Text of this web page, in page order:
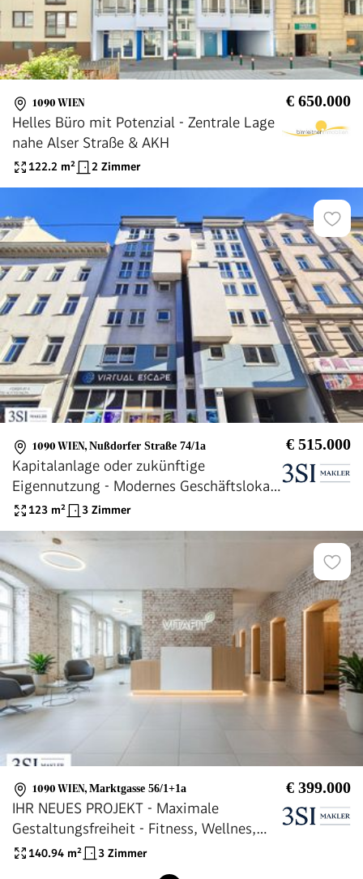
1090 WIEN € 650.000
Helles Büro mit Potenzial - Zentrale Lage
nahe Alser Straße & AKH
122.2 m² 2 Zimmer
1090 WIEN, Nußdorfer Straße 74/1a € 515.000
Kapitalanlage oder zukünftige
Eigennutzung - Modernes Geschäftslokal
in TOP LAGE am Turygrund
123 m² 3 Zimmer
1090 WIEN, Marktgasse 56/1+1a € 399.000
IHR NEUES PROJEKT - Maximale
Gestaltungsfreiheit - Fitness, Wellnes,
Beauty oder Büro
140.94 m² 3 Zimmer